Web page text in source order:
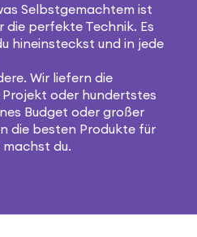
Selbstgemachtem ist
die perfekte Technik. Es
hineinsteckst und in jede
Wir liefern die
oder hundertstes
Budget oder großer
die besten Produkte für
du.